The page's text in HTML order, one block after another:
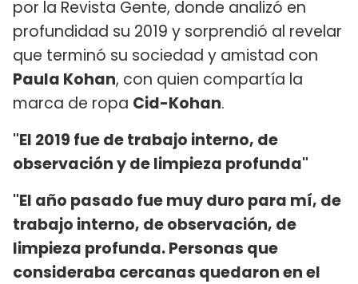
por la Revista Gente, donde analizó en
profundidad su 2019 y sorprendió al revelar
que terminó su sociedad y amistad con
Paula Kohan, con quien compartía la
marca de ropa Cid-Kohan.
"El 2019 fue de trabajo interno, de
observación y de limpieza profunda"
"El año pasado fue muy duro para mí, de
trabajo interno, de observación, de
limpieza profunda. Personas que
consideraba cercanas quedaron en el